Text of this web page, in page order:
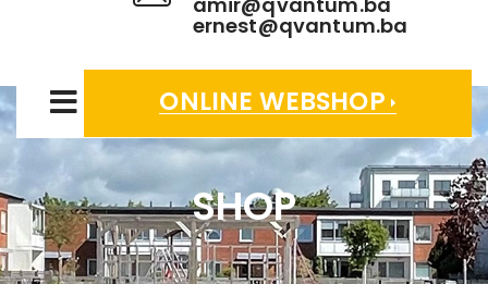
ernest@qvantum.ba
ONLINE WEBSHOP
SHOP